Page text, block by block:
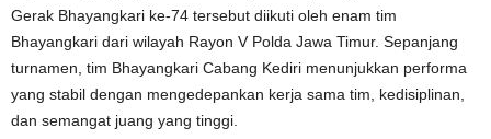
Gerak Bhayangkari ke-74 tersebut diikuti oleh enam tim
Bhayangkari dari wilayah Rayon V Polda Jawa Timur. Sepanjang
turnamen, tim Bhayangkari Cabang Kediri menunjukkan performa
yang stabil dengan mengedepankan kerja sama tim, kedisiplinan,
dan semangat juang yang tinggi.